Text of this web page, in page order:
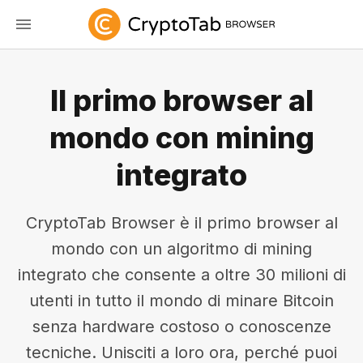
Il primo browser al
mondo con mining
integrato
CryptoTab Browser è il primo browser al
mondo con un algoritmo di mining
integrato che consente a oltre 30 milioni di
utenti in tutto il mondo di minare Bitcoin
senza hardware costoso o conoscenze
tecniche. Unisciti a loro ora, perché puoi